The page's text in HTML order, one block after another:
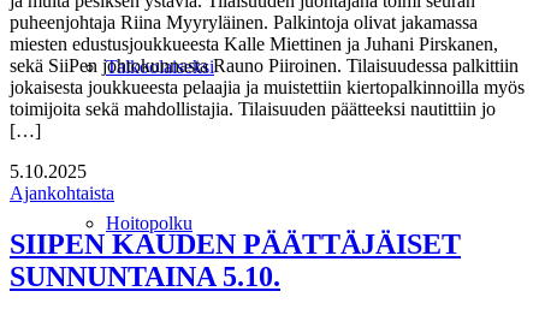
Talkoolaiseksi
Hoitopolku
puheenjohtaja Riina Myyryläinen. Palkintoja olivat jakamassa
miesten edustusjoukkueesta Kalle Miettinen ja Juhani Pirskanen,
sekä SiiPen johtokunnasta Rauno Piiroinen. Tilaisuudessa palkittiin
jokaisesta joukkueesta pelaajia ja muistettiin kiertopalkinnoilla myös
toimijoita sekä mahdollistajia. Tilaisuuden päätteeksi nautittiin jo
[…]
5.10.2025
Ajankohtaista
SIIPEN KAUDEN PÄÄTTÄJÄISET
SUNNUNTAINA 5.10.